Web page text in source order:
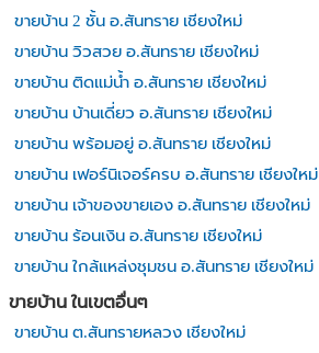
ขายบ้าน 2 ชั้น อ.สันทราย เชียงใหม่
ขายบ้าน วิวสวย อ.สันทราย เชียงใหม่
ขายบ้าน ติดแม่น้ำ อ.สันทราย เชียงใหม่
ขายบ้าน บ้านเดี่ยว อ.สันทราย เชียงใหม่
ขายบ้าน พร้อมอยู่ อ.สันทราย เชียงใหม่
ขายบ้าน เฟอร์นิเจอร์ครบ อ.สันทราย เชียงใหม่
ขายบ้าน เจ้าของขายเอง อ.สันทราย เชียงใหม่
ขายบ้าน ร้อนเงิน อ.สันทราย เชียงใหม่
ขายบ้าน ใกล้แหล่งชุมชน อ.สันทราย เชียงใหม่
ขายบ้าน ในเขตอื่นๆ
ขายบ้าน ต.สันทรายหลวง เชียงใหม่